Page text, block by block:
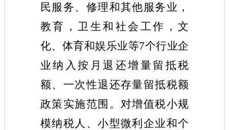
民服务、修理和其他服务业，
教育，卫生和社会工作，文
化、体育和娱乐业等7个行业企
业纳入按月退还增量留抵税
额、一次性退还存量留抵税额
政策实施范围。对增值税小规
模纳税人、小型微利企业和个